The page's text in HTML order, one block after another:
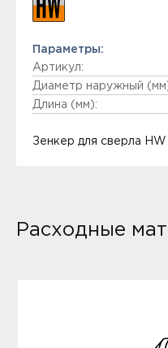
Параметры:
Артикул:
Диаметр наружный
Длина (мм):
Зенкер для сверла
Расходные